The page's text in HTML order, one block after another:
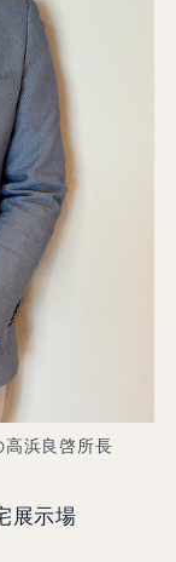
浜良啓所長
展示場